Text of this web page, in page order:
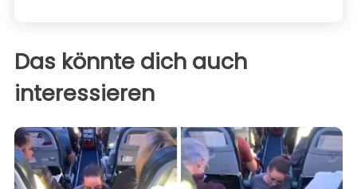
Das könnte dich auch
interessieren